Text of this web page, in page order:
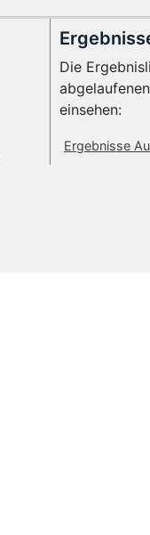
Die
einsehen:
Ergebnisse